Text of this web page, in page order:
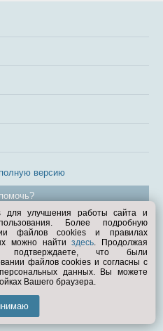
версию
1998—2026
улучшения работы сайта и
Более подробную
файлов cookies и правилах
можно найтиздесь. Продолжая
подтверждаете, что были
файлов cookies и согласны с
данных. Вы можете
Вашего браузера.